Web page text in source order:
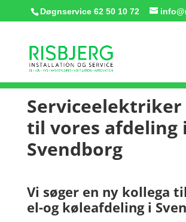
Døgnservice62 50 10 72
Serviceelektriker
til vores afdeling i
Svendborg
Vi søger en ny kollega
el-og køleafdeling i